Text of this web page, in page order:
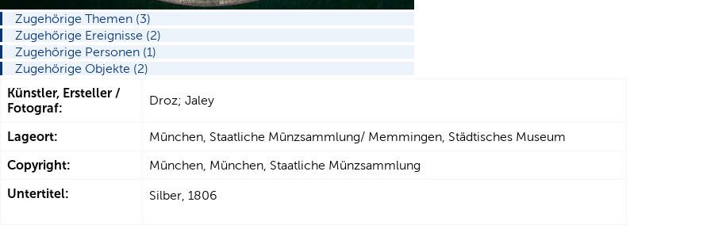
Zugehörige Themen (3)
Zugehörige Ereignisse (2)
Zugehörige Personen (1)
Zugehörige Objekte (2)
Künstler, Ersteller /
Fotograf:
Droz; Jaley
Lageort: München, Staatliche Münzsammlung/ Memmingen, Städtisches Museum
Copyright: München, München, Staatliche Münzsammlung
Untertitel: Silber, 1806